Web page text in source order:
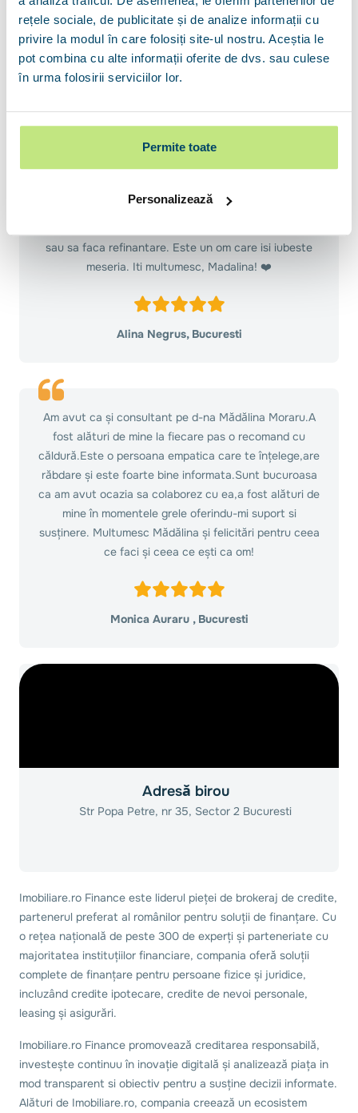
rețele sociale, de publicitate și de analize informații cu
privire la modul în care folosiți site-ul nostru. Aceștia le
pot combina cu alte informații oferite de dvs. sau culese
în urma folosirii serviciilor lor.
Permite toate
Personalizează
Credite persoane juridice
Leasing persoane juridice
Experienta cu dra Madalina Moraru a fost una
detine si profesionalismul de care da dovada, Madalina
a fost alaturi de mine in achizitionarea unui imobil si
banca, notarul). O recomand cu mare caldura pe
sau sa faca refinantare. Este un om care isi iubeste
meseria. Iti multumesc, Madalina! ❤️
Alina Negrus, Bucuresti
Am avut ca și consultant pe d-na Mădălina Moraru.A
fost alături de mine la fiecare pas o recomand cu
căldură.Este o persoana empatica care te înțelege,are
răbdare și este foarte bine informata.Sunt bucuroasa
ca am avut ocazia sa colaborez cu ea,a fost alături de
mine în momentele grele oferindu-mi suport si
susținere. Multumesc Mădălina și felicitări pentru ceea
ce faci și ceea ce ești ca om!
Monica Auraru , Bucuresti
Adresă birou
Str Popa Petre, nr 35, Sector 2 Bucuresti
Imobiliare.ro Finance este liderul pieței de brokeraj de credite,
partenerul preferat al românilor pentru soluții de finanțare. Cu
o rețea națională de peste 300 de experți și parteneriate cu
majoritatea instituțiilor financiare, compania oferă soluții
complete de finanțare pentru persoane fizice și juridice,
incluzând credite ipotecare, credite de nevoi personale,
leasing și asigurări.
Imobiliare.ro Finance promovează creditarea responsabilă,
investește continuu în inovație digitală și analizează piața in
mod transparent si obiectiv pentru a susține decizii informate.
Alături de Imobiliare.ro, compania creează un ecosistem